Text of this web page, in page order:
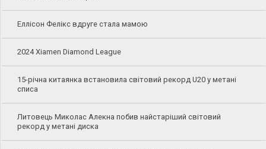
Еллісон Фелікс вдруге стала мамою
2024 Xiamen Diamond League
15-річна китаянка встановила світовий рекорд U20 у метані
списа
Литовець Миколас Алекна побив найстаріший світовий
рекорд у метані диска